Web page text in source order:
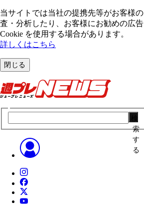
当サイトでは当社の提携先等がお客様
査・分析したり、お客様にお勧めの広
Cookie を使⽤する場合があります。
詳しくはこちら
閉じる
索
す
る